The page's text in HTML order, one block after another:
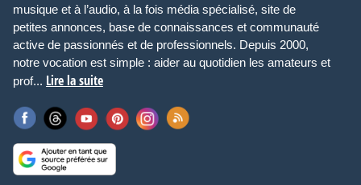
musique et à l’audio, à la fois média spécialisé, site de
petites annonces, base de connaissances et communauté
active de passionnés et de professionnels. Depuis 2000,
notre vocation est simple : aider au quotidien les amateurs et
prof... Lire la suite